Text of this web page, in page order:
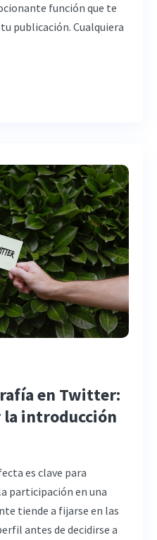
función que te
publicación. Cualquiera
en Twitter:
la introducción
es clave para
participación en una
tiende a fijarse en las
antes de decidirse a